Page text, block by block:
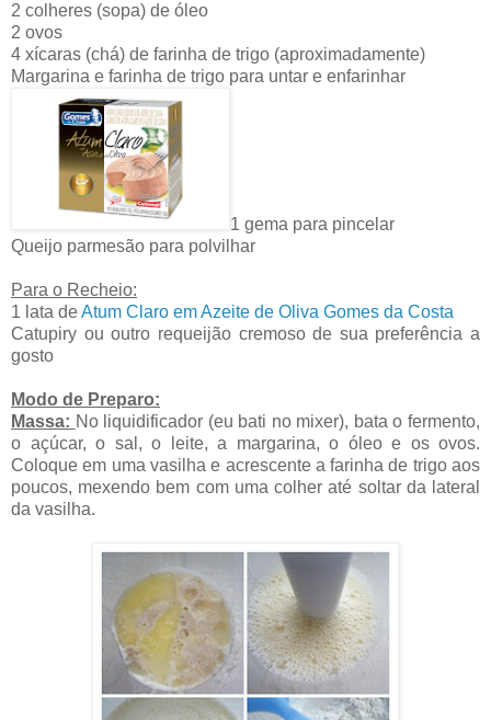
2 colheres (sopa) de óleo
2 ovos
4 xícaras (chá) de farinha de trigo (aproximadamente)
Margarina e farinha de trigo para untar e enfarinhar
1 gema para pincelar
Queijo parmesão para polvilhar
Para o Recheio:
1 lata deAtum Claro em Azeite de Oliva Gomes da Costa
Catupiry ou outro requeijão cremoso de sua preferência a
gosto
Modo de Preparo:
Massa: No liquidificador (eu bati no mixer), bata o fermento,
o açúcar, o sal, o leite, a margarina, o óleo e os ovos.
Coloque em uma vasilha e acrescente a farinha de trigo aos
poucos, mexendo bem com uma colher até soltar da lateral
da vasilha.